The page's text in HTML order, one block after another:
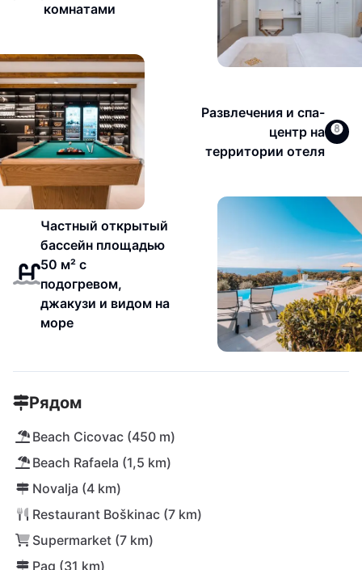
комнатами
Развлечения и спа-
центр на
территории отеля
Частный открытый
бассейн площадью
50 м² с
подогревом,
джакузи и видом на
море
Рядом
Beach Cicovac (450 m)
Beach Rafaela (1,5 km)
Novalja (4 km)
Restaurant Boškinac (7 km)
Supermarket (7 km)
Pag (31 km)